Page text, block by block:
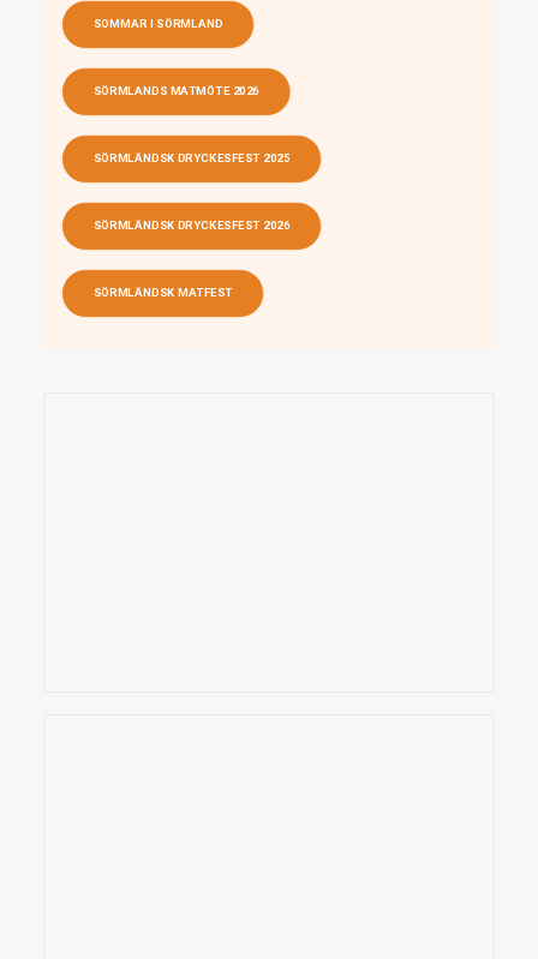
SOMMAR I SÖRMLAND
SÖRMLANDS MATMÖTE 2026
SÖRMLÄNDSK DRYCKESFEST 2025
SÖRMLÄNDSK DRYCKESFEST 2026
SÖRMLÄNDSK MATFEST